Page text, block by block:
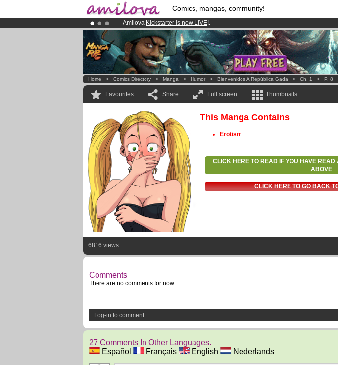
Comics, mangas, community!
Amilova Kickstarter is now LIVE!.
Premium membership from3.95 eurosper month !Get membership now
Already 100000membersand 1000 comics & mangas!.
Home > Comics Directory > Manga > Humor > Bienvenidos A República Gada > Ch. 1 > P. 8
Favourites Share Full screen Thumbnails
This Manga Contains
Erotism
CLICK HERE TO READ IF YOU HAVE READ
ABOVE
CLICK HERE TO GO BACK
6816 views
Comments
There are no comments for now.
Log-in to comment
27 Comments In Other Languages.
Español
Français English Nederlands